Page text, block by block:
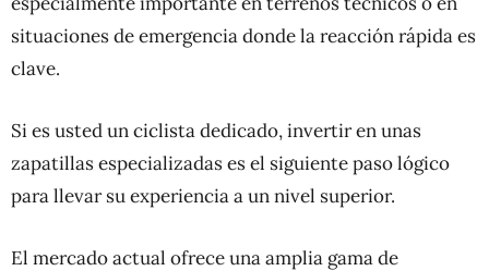
situaciones de emergencia donde la reacción rápida es
clave.
Si es usted un ciclista dedicado, invertir en unas
zapatillas especializadas es el siguiente paso lógico
para llevar su experiencia a un nivel superior.
El mercado actual ofrece una amplia gama de